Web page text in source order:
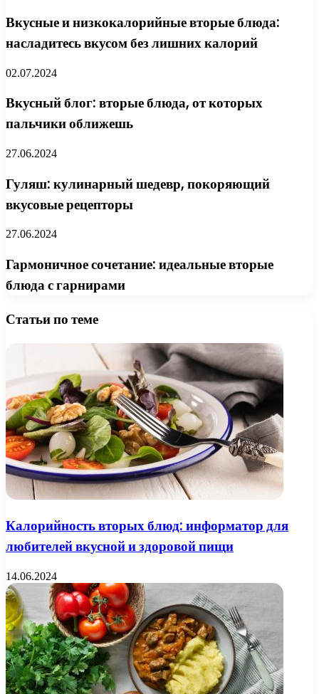
Вкусные и низкокалорийные вторые блюда:
насладитесь вкусом без лишних калорий
02.07.2024
Вкусный блог: вторые блюда, от которых
пальчики оближешь
27.06.2024
Гуляш: кулинарный шедевр, покоряющий
вкусовые рецепторы
27.06.2024
Гармоничное сочетание: идеальные вторые
блюда с гарнирами
Статьи по теме
Калорийность вторых блюд: информатор для
любителей вкусной и здоровой пищи
14.06.2024